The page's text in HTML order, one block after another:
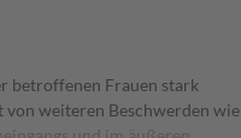
betroffenen Frauen stark
weiteren Beschwerden wie